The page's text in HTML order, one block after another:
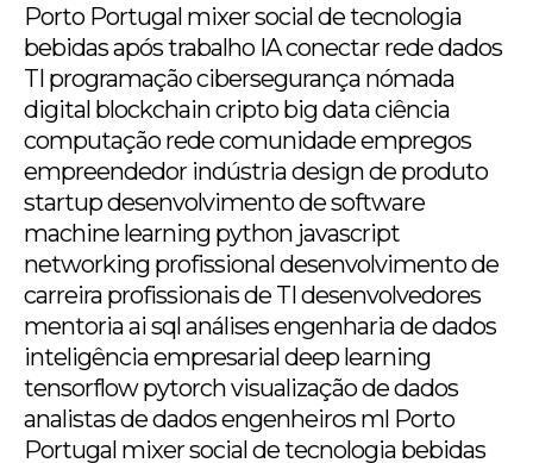
Porto Portugal mixer social de tecnologia
bebidas após trabalho IA conectar rede dados
TI programação cibersegurança nómada
digital blockchain cripto big data ciência
computação rede comunidade empregos
empreendedor indústria design de produto
startup desenvolvimento de software
machine learning python javascript
networking profissional desenvolvimento de
carreira profissionais de TI desenvolvedores
mentoria ai sql análises engenharia de dados
inteligência empresarial deep learning
tensorflow pytorch visualização de dados
analistas de dados engenheiros ml Porto
Portugal mixer social de tecnologia bebidas